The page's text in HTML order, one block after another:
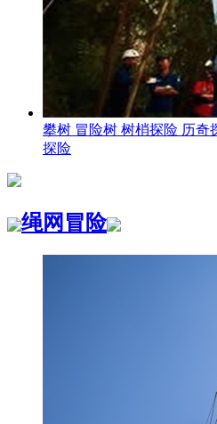
攀树 冒险树 树梢探险 历奇
探险
绳网冒险